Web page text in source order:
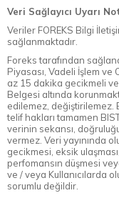
Veri Sağlayıcı Uyarı
Veriler FOREKS Bilgi
sağlanmaktadır.
Foreks tarafından
Piyasası, Vadeli İşlem ve
az 15 dakika gecikmeli
Belgesi altında
edilemez, değiştirilemez.
telif hakları tamamen
verinin sekansı,
vermez. Veri yayınında
gecikmesi, eksik
perfomansın düşmesi
ve / veya Kullanıcılarda
sorumlu değildir.